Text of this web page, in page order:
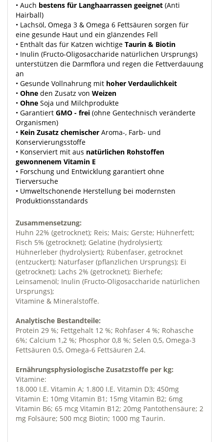
• Auch bestens für Langhaarrassen geeignet (Anti
Hairball)
• Lachsöl, Omega 3 & Omega 6 Fettsäuren sorgen für
eine gesunde Haut und ein glänzendes Fell
• Enthält das für Katzen wichtige Taurin & Biotin
• Inulin (Fructo-Oligosaccharide natürlichen Ursprungs)
unterstützen die Darmflora und regen die Fettverdauung
an
• Gesunde Vollnahrung mit hoher Verdaulichkeit
• Ohne den Zusatz von Weizen
• Ohne Soja und Milchprodukte
• Garantiert GMO - frei (ohne Gentechnisch veränderte
Organismen)
• Kein Zusatz chemischer Aroma-, Farb- und
Konservierungsstoffe
• Konserviert mit aus natürlichen Rohstoffen
gewonnenem Vitamin E
• Forschung und Entwicklung garantiert ohne
Tierversuche
• Umweltschonende Herstellung bei modernsten
Produktionsstandards
Zusammensetzung:
Huhn 22% (getrocknet); Reis; Mais; Gerste; Hühnerfett;
Fisch 5% (getrocknet); Gelatine (hydrolysiert);
Hühnerleber (hydrolysiert); Rübenfaser, getrocknet
(entzuckert); Naturfaser (pflanzlichen Ursprungs); Ei
(getrocknet); Lachs 2% (getrocknet); Bierhefe;
Leinsamenöl; Inulin (Fructo-Oligosaccharide natürlichen
Ursprungs);
Vitamine & Mineralstoffe.
Analytische Bestandteile:
Protein 29 %; Fettgehalt 12 %; Rohfaser 4 %; Rohasche
6%; Calcium 1,2 %; Phosphor 0,8 %; Selen 0,5, Omega-3
Fettsäuren 0,5, Omega-6 Fettsäuren 2,4.
Ernährungsphysiologische Zusatzstoffe per kg:
Vitamine:
18.000 I.E. Vitamin A; 1.800 I.E. Vitamin D3; 450mg
Vitamin E; 10mg Vitamin B1; 15mg Vitamin B2; 6mg
Vitamin B6; 65 mcg Vitamin B12; 20mg Pantothensäure; 2
mg Folsäure; 500 mcg Biotin; 1000 mg Taurin.